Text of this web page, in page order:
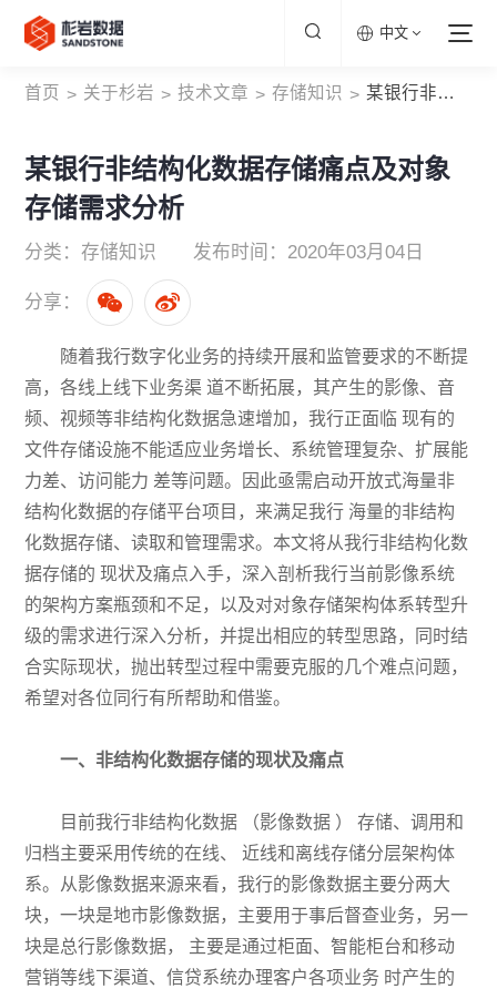
中文
首页 > 关于杉岩 > 技术文章 > 存储知识 > 某银行非结构化数据存储痛点及对象存储需求分析
某银行非结构化数据存储痛点及对象
存储需求分析
分类：存储知识 发布时间：2020年03月04日
分享：
随着我行数字化业务的持续开展和监管要求的不断提
高，各线上线下业务渠 道不断拓展，其产生的影像、音
频、视频等非结构化数据急速增加，我行正面临 现有的
文件存储设施不能适应业务增长、系统管理复杂、扩展能
力差、访问能力 差等问题。因此亟需启动开放式海量非
结构化数据的存储平台项目，来满足我行 海量的非结构
化数据存储、读取和管理需求。本文将从我行非结构化数
据存储的 现状及痛点入手，深入剖析我行当前影像系统
的架构方案瓶颈和不足，以及对对象存储架构体系转型升
级的需求进行深入分析，并提出相应的转型思路，同时结
合实际现状，抛出转型过程中需要克服的几个难点问题，
希望对各位同行有所帮助和借鉴。
一、非结构化数据存储的现状及痛点
目前我行非结构化数据 （影像数据 ） 存储、调用和
归档主要采用传统的在线、 近线和离线存储分层架构体
系。从影像数据来源来看，我行的影像数据主要分两大
块，一块是地市影像数据，主要用于事后督查业务，另一
块是总行影像数据， 主要是通过柜面、智能柜台和移动
营销等线下渠道、信贷系统办理客户各项业务 时产生的